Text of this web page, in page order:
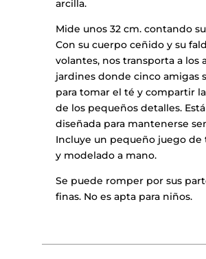
arcilla.
Mide unos 32 cm. contando
Con su cuerpo ceñido y su
volantes, nos transporta a los
jardines donde cinco amigas
para tomar el té y compartir
de los pequeños detalles. Está
diseñada para mantenerse
Incluye un pequeño juego de
y modelado a mano.
Se puede romper por sus
finas. No es apta para niños.